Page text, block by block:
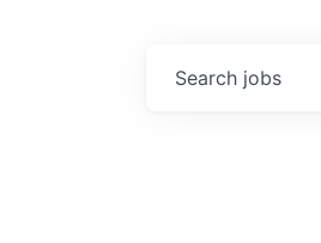
Search jobs